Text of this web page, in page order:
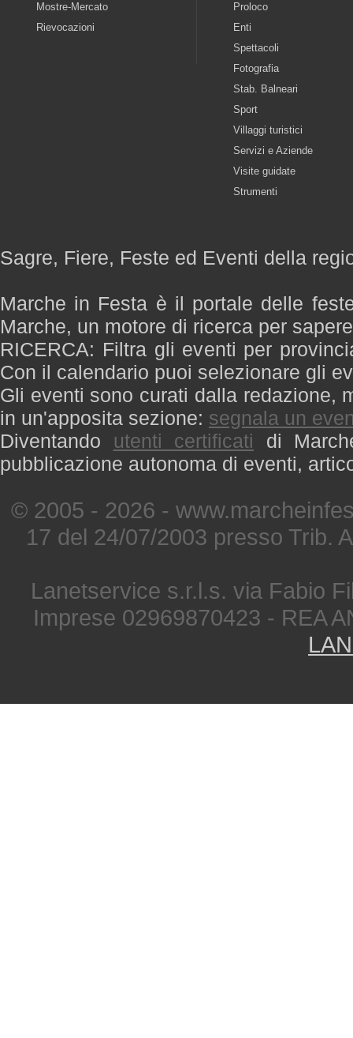
Mostre-Mercato
Rievocazioni
Proloco
Enti
Spettacoli
Fotografia
Stab. Balneari
Sport
Villaggi turistici
Servizi e Aziende
Visite guidate
Strumenti
Sagre, Fiere, Feste ed Eventi della
Marche in Festa è il portale delle
Marche, un motore di ricerca per
RICERCA: Filtra gli eventi per
Con il calendario puoi selezionare gli
Gli eventi sono curati dalla redazione,
in un'apposita sezione: segnala un
Diventando utenti certificati di
pubblicazione autonoma di eventi,
© 2005 - 2026 -
17 del 24/07/2003 presso Trib.
Lanetservice s.r.l.s. via Fabio
Imprese 02969870423 - REA